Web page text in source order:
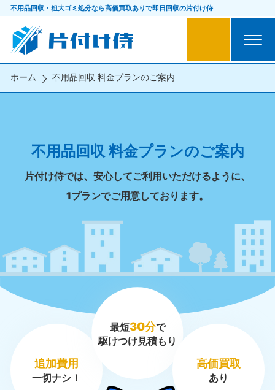
不用品回収・粗大ゴミ処分なら高価買取ありで即日回収の片付け侍
ホーム 不用品回収 料金プランのご案内
不用品回収 料金プランのご案内
片付け侍では、安心してご利用いただけるように、
1プランでご用意しております。
追加費用
一切ナシ！
最短30分で
駆けつけ見積もり
高価買取
あり